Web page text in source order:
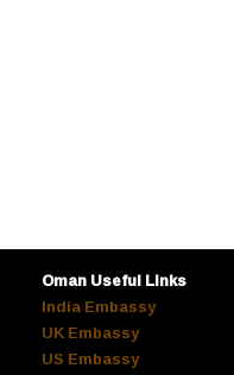
Oman Useful Links
India Embassy
UK Embassy
US Embassy